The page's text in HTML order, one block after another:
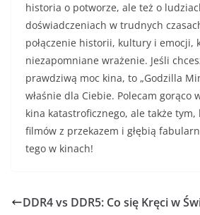
historia o potworze, ale też o
doświadczeniach w trudnych
połączenie historii, kultury i emocji,
niezapomniane wrażenie. Jeśli
prawdziwą moc kina, to „Godzilla
właśnie dla Ciebie. Polecam gorąco
kina katastroficznego, ale także tym,
filmów z przekazem i głębią
tego w kinach!
DDR4 vs DDR5: Co się Kręci w